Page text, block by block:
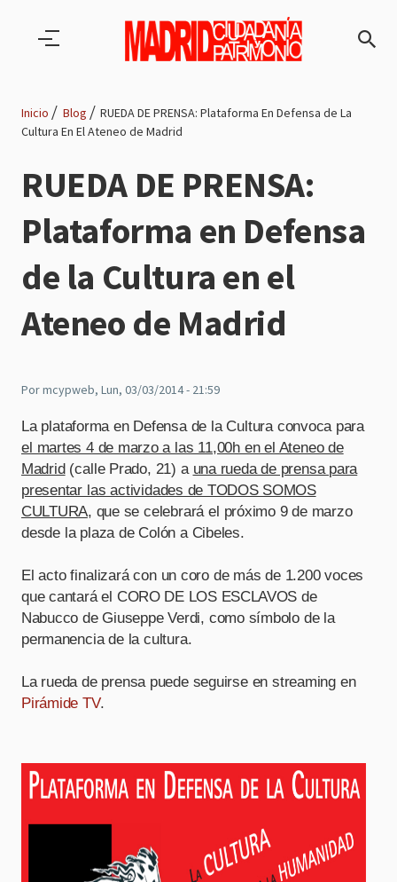
de
navegación
Inicio Blog
RUEDA DE PRENSA: Plataforma En Defensa de La
Cultura En El Ateneo de Madrid
RUEDA DE PRENSA:
Plataforma en Defensa
de la Cultura en el
Ateneo de Madrid
Pormcypweb, Lun, 03/03/2014 - 21:59
La plataforma en Defensa de la Cultura convoca para
el martes 4 de marzo a las 11,00h en el Ateneo de
Madrid(calle Prado, 21) a una rueda de prensa para
presentar las actividades de TODOS SOMOS
CULTURA, que se celebrará el próximo 9 de marzo
desde la plaza de Colón a Cibeles.
El acto finalizará con un coro de más de 1.200 voces
que cantará el CORO DE LOS ESCLAVOS de
Nabucco de Giuseppe Verdi, como símbolo de la
permanencia de la cultura.
La rueda de prensa puede seguirse en streaming en
Pirámide TV.